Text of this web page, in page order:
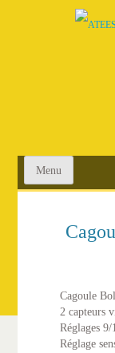
Menu
Cagoule
2 capteurs
Réglages 9/
Réglage